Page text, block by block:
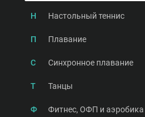
Н Настольный теннис
П Плавание
С Синхронное плавание
Т Танцы
Ф Фитнес, ОФП и аэробика